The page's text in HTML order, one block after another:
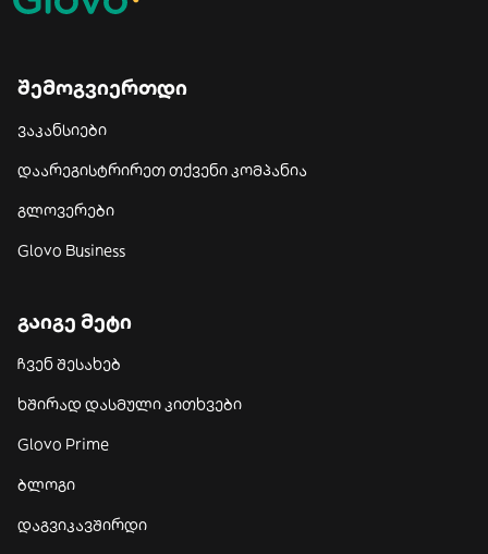
შემოგვიერთდი
ვაკანსიები
დაარეგისტრირეთ თქვენი კომპანია
გლოვერები
Glovo Business
გაიგე მეტი
ჩვენ შესახებ
ხშირად დასმული კითხვები
Glovo Prime
ბლოგი
დაგვიკავშირდი